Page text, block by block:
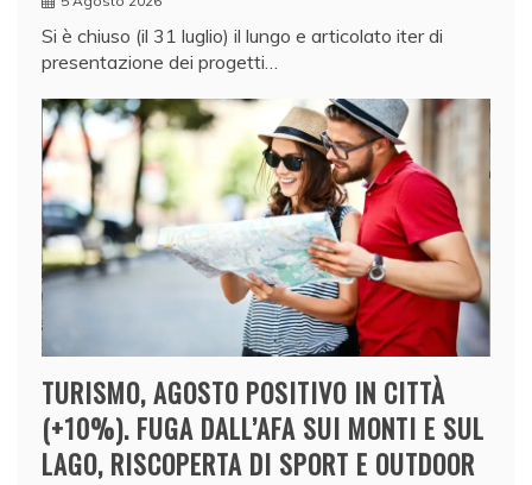
Si è chiuso (il 31 luglio) il lungo e articolato iter di
presentazione dei progetti…
TURISMO, AGOSTO POSITIVO IN CITTÀ
(+10%). FUGA DALL’AFA SUI MONTI E SUL
LAGO, RISCOPERTA DI SPORT E OUTDOOR